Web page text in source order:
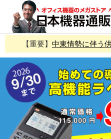
【重要】 中東情勢に伴う